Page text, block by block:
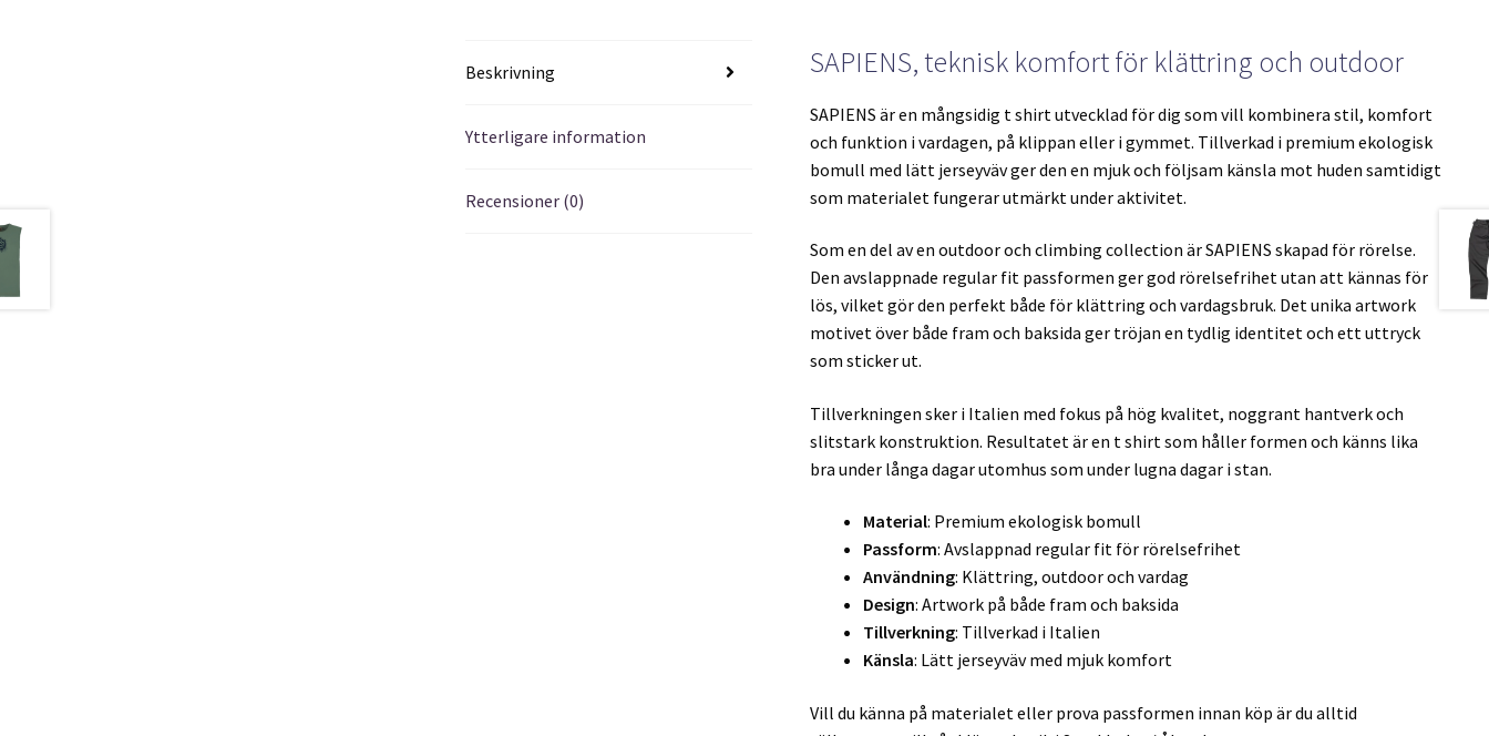
Beskrivning
Ytterligare information
Recensioner (0)
SAPIENS, teknisk komfort för klättring och outdoor
SAPIENS är en mångsidig t shirt utvecklad för dig som vill kombinera stil, komfort
och funktion i vardagen, på klippan eller i gymmet. Tillverkad i premium ekologisk
bomull med lätt jerseyväv ger den en mjuk och följsam känsla mot huden samtidigt
som materialet fungerar utmärkt under aktivitet.
Som en del av en outdoor och climbing collection är SAPIENS skapad för rörelse.
Den avslappnade regular fit passformen ger god rörelsefrihet utan att kännas för
lös, vilket gör den perfekt både för klättring och vardagsbruk. Det unika artwork
motivet över både fram och baksida ger tröjan en tydlig identitet och ett uttryck
som sticker ut.
Tillverkningen sker i Italien med fokus på hög kvalitet, noggrant hantverk och
slitstark konstruktion. Resultatet är en t shirt som håller formen och känns lika
bra under långa dagar utomhus som under lugna dagar i stan.
Material: Premium ekologisk bomull
Passform: Avslappnad regular fit för rörelsefrihet
Användning: Klättring, outdoor och vardag
Design: Artwork på både fram och baksida
Tillverkning: Tillverkad i Italien
Känsla: Lätt jerseyväv med mjuk komfort
Vill du känna på materialet eller prova passformen innan köp är du alltid